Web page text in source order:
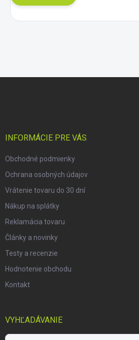
INFORMÁCIE PRE VÁS
Obchodné podmienky
Ochrana osobných údajov
Vrátenie tovaru do 30 dní
Nákup na splátky
Reklamácia tovaru
Články a novinky
Testy a recenzie
Hodnotenie obchodu
Kontakt
VYHĽADÁVANIE